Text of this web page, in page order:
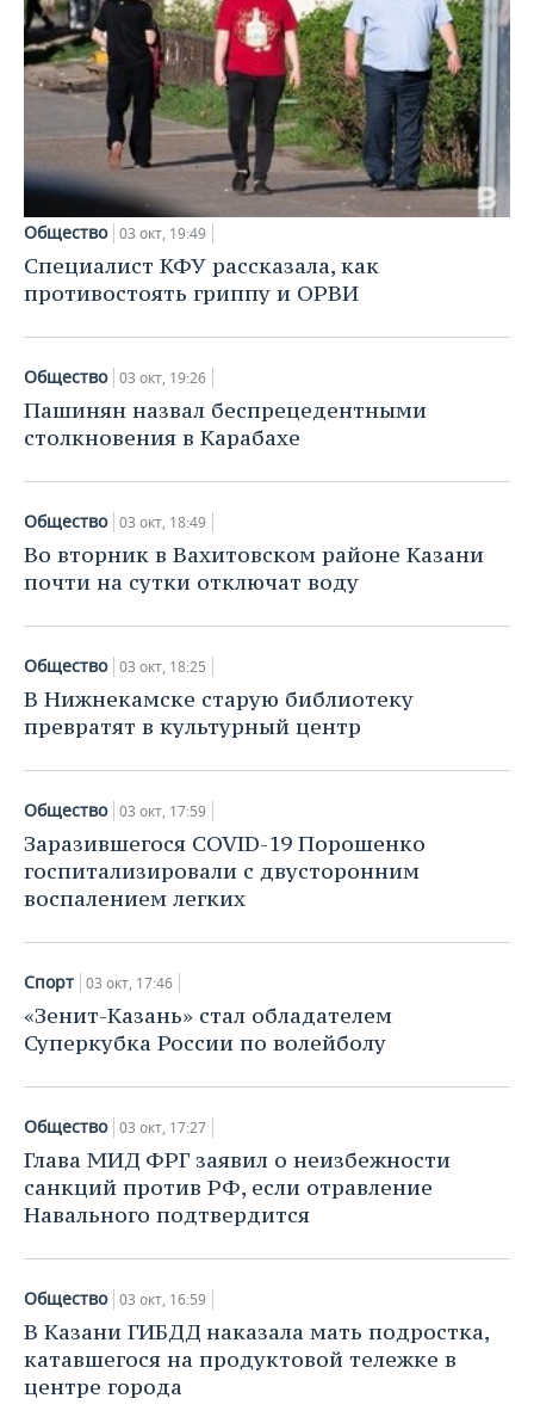
Общество 03 окт, 19:49
Специалист КФУ рассказала, как
противостоять гриппу и ОРВИ
Общество 03 окт, 19:26
Пашинян назвал беспрецедентными
столкновения в Карабахе
Общество 03 окт, 18:49
Во вторник в Вахитовском районе Казани
почти на сутки отключат воду
Общество 03 окт, 18:25
В Нижнекамске старую библиотеку
превратят в культурный центр
Общество 03 окт, 17:59
Заразившегося COVID-19 Порошенко
госпитализировали с двусторонним
воспалением легких
Спорт 03 окт, 17:46
«Зенит-Казань» стал обладателем
Суперкубка России по волейболу
Общество 03 окт, 17:27
Глава МИД ФРГ заявил о неизбежности
санкций против РФ, если отравление
Навального подтвердится
Общество 03 окт, 16:59
В Казани ГИБДД наказала мать подростка,
катавшегося на продуктовой тележке в
центре города